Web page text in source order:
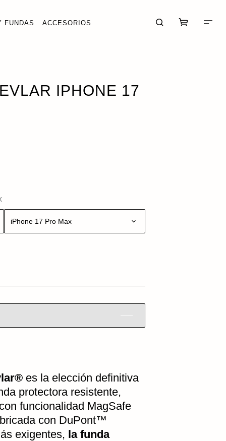
FUNDAS ACCESORIOS
IPHONE 17
iPhone 17 Pro Max
es la elección definitiva
protectora resistente,
funcionalidad MagSafe
con DuPont™
exigentes, la funda